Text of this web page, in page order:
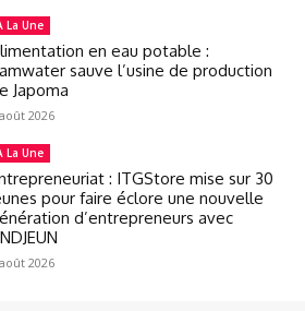
La Une
en eau potable :
sauve l’usine de production
Japoma
2026
La Une
: ITGStore mise sur 30
pour faire éclore une nouvelle
d’entrepreneurs avec
2026